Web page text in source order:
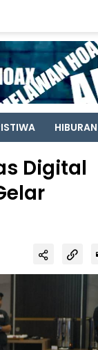
HIBURAN
Digital